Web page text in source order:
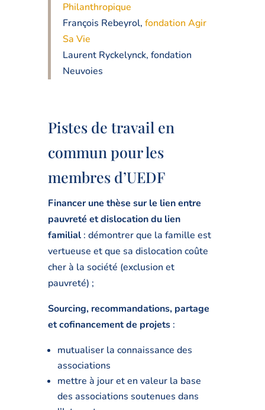
Philanthropique
François Rebeyrol, fondation Agir
Sa Vie
Laurent Ryckelynck, fondation
Neuvoies
Pistes de travail en
commun pour les
membres d’UEDF
Financer une thèse sur le lien entre
pauvreté et dislocation du lien
familial: démontrer que la famille est
vertueuse et que sa dislocation coûte
cher à la société (exclusion et
pauvreté) ;
Sourcing, recommandations, partage
et cofinancement de projets:
mutualiser la connaissance des
associations
mettre à jour et en valeur la base
des associations soutenues dans